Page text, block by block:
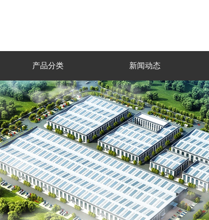
产品分类 新闻动态